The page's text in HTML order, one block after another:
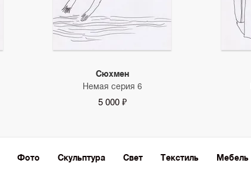
Сюхмен
Немая серия 6
5 000 ₽
Фото Скульптура Свет Текстиль Мебель